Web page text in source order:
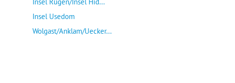
Insel Usedom
Wolgast/Anklam/Uecker...